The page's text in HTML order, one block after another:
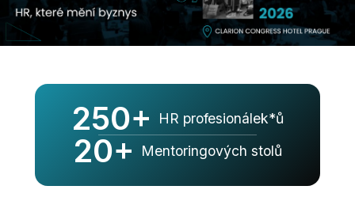
250+ HR profesionálek*ů
20+ Mentoringových stolů